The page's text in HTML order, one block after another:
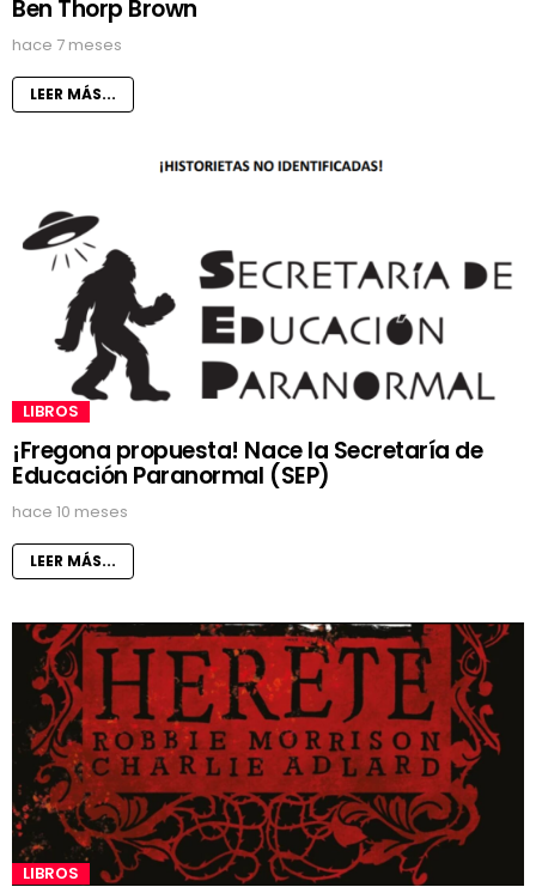
Ben Thorp Brown
hace 7 meses
LEER MÁS...
LIBROS
¡Fregona propuesta! Nace la Secretaría de
Educación Paranormal (SEP)
hace 10 meses
LEER MÁS...
LIBROS